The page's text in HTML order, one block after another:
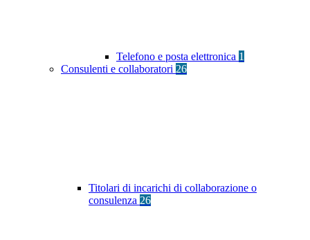
Telefono e posta elettronica 1
Consulenti e collaboratori 26
Titolari di incarichi di collaborazione o
consulenza 26